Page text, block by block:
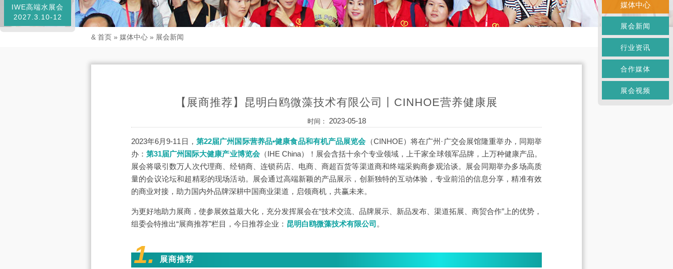
IWE高端水展会
2027.3.10-12
& 首页 » 媒体中心 » 展会新闻
【展商推荐】昆明白鸥微藻技术有限公司丨CINHOE营养健康展
时间： 2023-05-18
2023年6月9-11日， 第22届广州国际营养品•健康食品和有机产品展览会 （CINHOE） 将在广州·广交会展馆隆重举办，同期举
办：第31届广州国际大健康产业博览会（IHE China）
！展会含括十余个专业领域，上千家全球领军品牌，上万种健康产品。
展会将吸引数万人次代理商、经销商、连锁药店、电商、商超百货等渠道商和终端采购商参观洽谈。展会同期举办多场高质
量的会议论坛和超精彩的现场活动。展会通过高端新颖的产品展示，创新独特的互动体验，专业前沿的信息分享，精准有效
的商业对接，助力国内外品牌深耕中国商业渠道，启领商机，共赢未来。
为更好地助力展商，使参展效益最大化，充分发挥展会在“技术交流、品牌展示、新品发布、渠道拓展、商贸合作”上的优势，
组委会特推出“展商推荐”栏目，今日推荐企业： 昆明白鸥微藻技术有限公司 。
1. 展商推荐
媒体中心
展会新闻
行业资讯
合作媒体
展会视频